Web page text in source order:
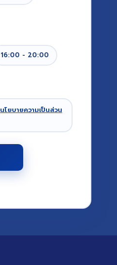
16:00 - 20:00
นโยบายความเป็นส่วน